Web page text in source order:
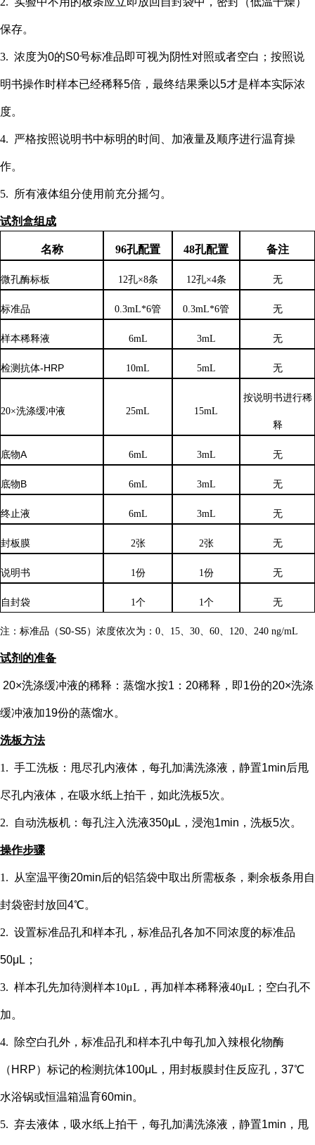
保存。
3. 浓度为0的S0号标准品即可视为阴性对照或者空白；按照说
明书操作时样本已经稀释5倍，最终结果乘以5才是样本实际浓
度。
4. 严格按照说明书中标明的时间、加液量及顺序进行温育操
作。
5. 所有液体组分使用前充分摇匀。
试剂盒组成
名称 96孔配置 48孔配置 备注
微孔酶标板 12孔×8条 12孔×4条 无
标准品 0.3mL*6管 0.3mL*6管 无
样本稀释液 6mL 3mL 无
检测抗体-HRP 10mL 5mL 无
20×洗涤缓冲液 25mL 15mL
按说明书进行稀
释
底物A 6mL 3mL 无
底物B 6mL 3mL 无
终止液 6mL 3mL 无
封板膜 2张 2张 无
说明书 1份 1份 无
自封袋 1个 1个 无
注：标准品（S0-S5）浓度依次为： 0、15、30、60、120、240 ng/mL
试剂的准备
20×洗涤缓冲液的稀释：蒸馏水按1：20稀释，即1份的20×洗涤
缓冲液加19份的蒸馏水。
洗板方法
1. 手工洗板：甩尽孔内液体，每孔加满洗涤液，静置1min后甩
尽孔内液体，在吸水纸上拍干，如此洗板5次。
2. 自动洗板机：每孔注入洗液350μL，浸泡1min，洗板5次。
操作步骤
1. 从室温平衡20min后的铝箔袋中取出所需板条，剩余板条用自
封袋密封放回4℃。
2. 设置标准品孔和样本孔 ，标准品孔各加不同浓度的标准品
50μL；
3. 样本孔先加待测样本10μL，再加样本稀释液40μL； 空白孔不
加。
4. 除空白孔外， 标准品孔和样本孔中每孔加入辣根化物酶
（ HRP）标记的检测抗体100μL，用封板膜封住反应孔，37℃
水浴锅或恒温箱温育60min。
5. 弃去液体，吸水纸上拍干，每孔加满洗涤液，静置1min，甩